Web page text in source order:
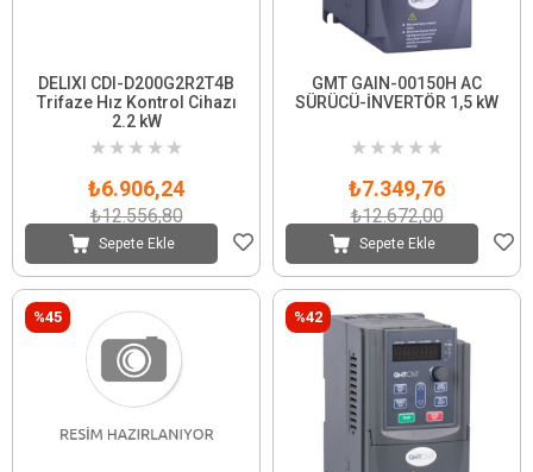
DELIXI CDI-D200G2R2T4B
Trifaze Hız Kontrol Cihazı
2.2 kW
★ ★ ★ ★ ★
₺6.906,24
₺12.556,80
Sepete Ekle
GMT GAIN-00150H AC
SÜRÜCÜ-İNVERTÖR 1,5 kW
★ ★ ★ ★ ★
₺7.349,76
₺12.672,00
Sepete Ekle
%45 %42